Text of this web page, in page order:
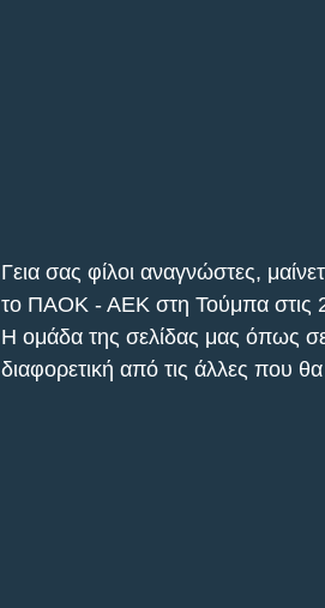
Γεια σας φίλοι αναγνώστες,
το ΠΑΟΚ - ΑΕΚ στη Τούμπα στις
Η ομάδα της σελίδας μας όπως σε
διαφορετική από τις άλλες που